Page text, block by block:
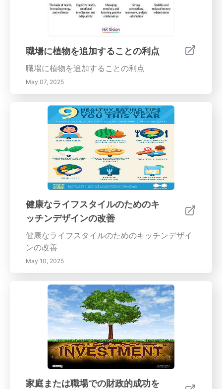
職場に植物を追加することの利点
職場に植物を追加することの利点
May 07, 2025
健康なライフスタイルのためのキ
ッチンデザインの改善
健康なライフスタイルのためのキッチンデザイ
ンの改善
May 10, 2025
家庭または職場での財政的成功を